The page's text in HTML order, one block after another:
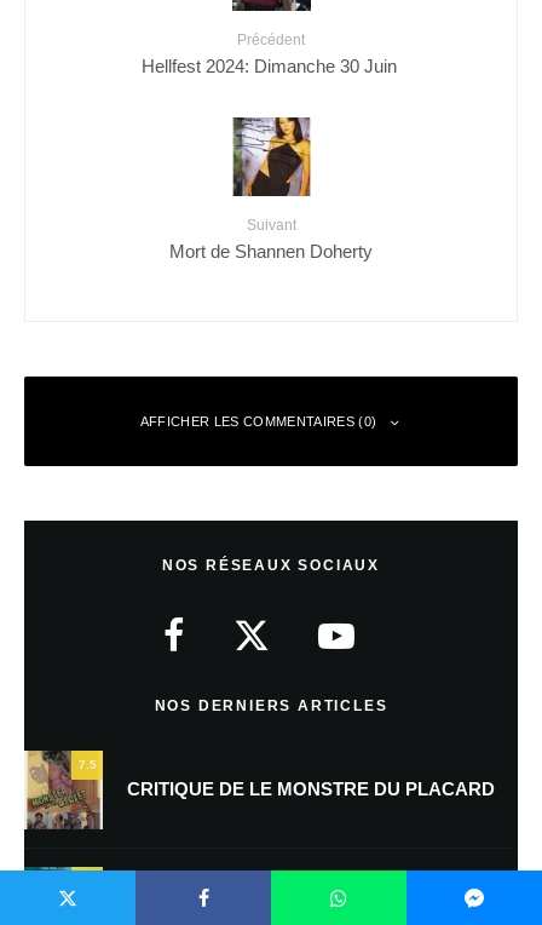
Précédent
Hellfest 2024: Dimanche 30 Juin
Suivant
Mort de Shannen Doherty
AFFICHER LES COMMENTAIRES (0)
NOS RÉSEAUX SOCIAUX
NOS DERNIERS ARTICLES
7.5
CRITIQUE DE LE MONSTRE DU PLACARD
CRITIQUE DE THE FURIOUS